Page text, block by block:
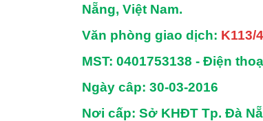
Nẵng, Việt Nam.
Văn phòng giao dịch: K113/
MST: 0401753138 -Điện
Ngày câp: 30-03-2016
Nơi cấp: Sở KHĐT Tp. Đà